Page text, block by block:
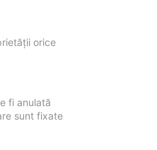
orice
fi anulată
sunt fixate